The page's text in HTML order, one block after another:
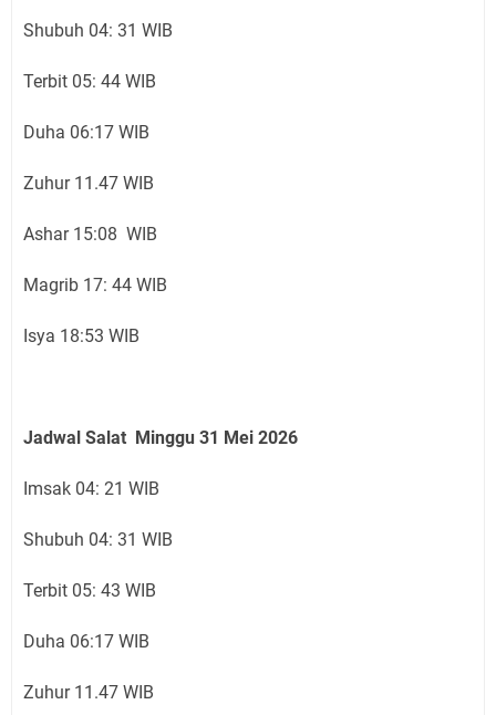
Shubuh 04: 31 WIB
Terbit 05: 44 WIB
Duha 06:17 WIB
Zuhur 11.47 WIB
Ashar 15:08 WIB
Magrib 17: 44 WIB
Isya 18:53 WIB
Jadwal Salat Minggu 31 Mei 2026
Imsak 04: 21 WIB
Shubuh 04: 31 WIB
Terbit 05: 43 WIB
Duha 06:17 WIB
Zuhur 11.47 WIB